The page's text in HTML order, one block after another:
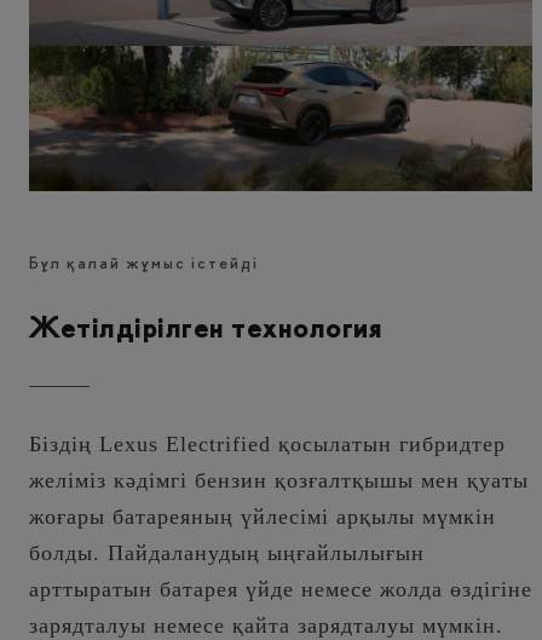
Бұл қалай жұмыс істейді
Жетілдірілген технология
Біздің Lexus Electrified қосылатын гибридтер
желіміз кәдімгі бензин қозғалтқышы мен қуаты
жоғары батареяның үйлесімі арқылы мүмкін
болды. Пайдаланудың ыңғайлылығын
арттыратын батарея үйде немесе жолда
зарядталуы немесе қайта зарядталуы мүмкін.